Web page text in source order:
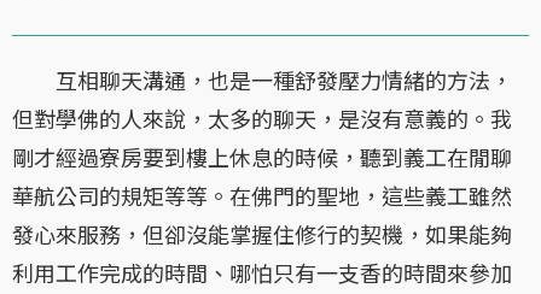
互相聊天溝通，也是一種舒發壓力情緒的方法，
但對學佛的人來說，太多的聊天，是沒有意義的。我
剛才經過寮房要到樓上休息的時候，聽到義工在閒聊
華航公司的規矩等等。在佛門的聖地，這些義工雖然
發心來服務，但卻沒能掌握住修行的契機，如果能夠
利用工作完成的時間、哪怕只有一支香的時間來參加